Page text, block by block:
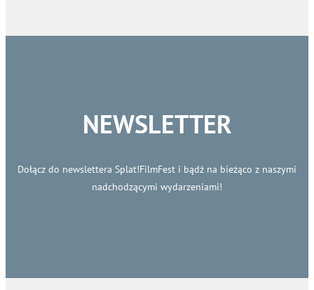
NEWSLETTER
Dołącz do newslettera Splat!FilmFest i bądź na bieżąco z naszymi
nadchodzącymi wydarzeniami!